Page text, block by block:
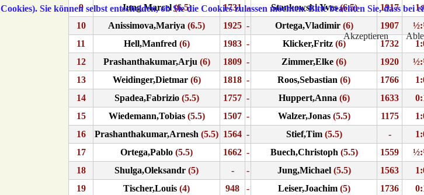
9
Jung,Marcel(6.5) 1731 - Stankowski,Yves(6.5) 1917
10
Anissimova,Mariya (6.5) 1925 - Ortega,Vladimir(6) 1907
11
Hell,Manfred (6) 1983 - Klicker,Fritz(6) 1732
12
Prashanthakumar,Arju (6) 1809 - Zimmer,Elke (6) 1920
13
Weidinger,Dietmar(6) 1818 - Roos,Sebastian (6) 1766
14
Spadea,Fabrizio(5.5) 1757 - Huppert,Anna (6) 1633
15
Wiedemann,Tobias(5.5) 1507 - Walzer,Jonas(5.5) 1175
16
Prashanthakumar,Arnesh (5.5) 1564 - Stief,Tim(5.5) -
17
Ortega,Pablo (5.5) 1662 - Buech,Christoph (5.5) 1559
18
Shulga,Oleksandr (5) - - Jung,Michael(5.5) 1563
19
Tischer,Louis (4) 948 - Leiser,Joachim(5) 1736
Cookies). Sie können selbst entscheiden, ob Sie die Cookies zulassen möchten. Bitte beachten Sie, dass
Akzeptieren